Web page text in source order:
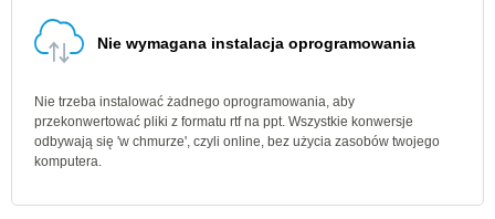
Nie wymagana instalacja oprogramowania
Nie trzeba instalować żadnego oprogramowania, aby
przekonwertować pliki z formatu rtf na ppt. Wszystkie konwersje
odbywają się 'w chmurze', czyli online, bez użycia zasobów twojego
komputera.